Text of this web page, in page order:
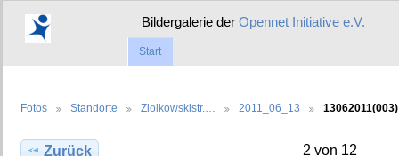
Bildergalerie derOpennet Initiative e.V.
Start
Fotos Standorte Ziolkowskistr.… 2011_06_13 13062011(003)
Zurück 2 von 12